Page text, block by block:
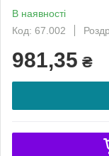
В наявності
Код: 67.002
981,35 ₴